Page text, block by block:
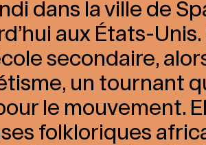
dans la ville de
aux États-
secondaire,
un tournant
le mouvement.
folkloriques